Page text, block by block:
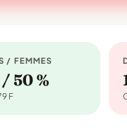
/ FEMMES
50 %
F